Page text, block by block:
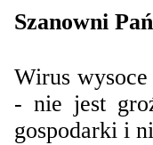
Szanowni
Wirus
- nie jest
gospodarki i